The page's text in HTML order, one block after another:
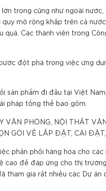
trong cũng như ngoài
mô rộng khắp trên cả
quả. Các thành viên trong
đột phá trong việc ứng
sản phẩm đi đầu tại Việt Nam,
pháp tổng thể bao gồm.
VĂN PHÒNG, NỘI THẤT
GÓI VỀ LẮP ĐẶT, CÀI
phân phối hàng hóa cho
cao để đáp ứng cho thị
gia rất nhiều các Dự án